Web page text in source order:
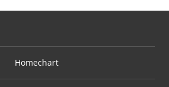
Homechart